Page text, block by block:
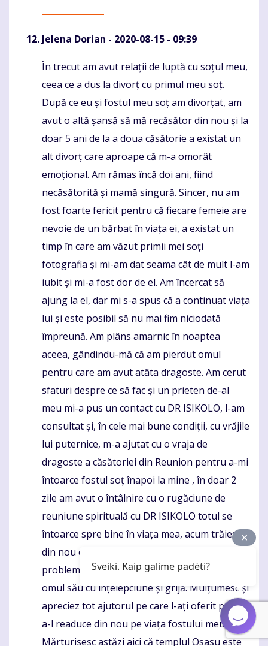
Jelena Dorian - 2020-08-15 - 09:39
Komentaras
În trecut am avut relații de luptă cu soțul meu,
ceea ce a dus la divorț cu primul meu soț.
După ce eu și fostul meu soț am divorțat, am
avut o altă șansă să mă recăsător din nou și la
doar 5 ani de la a doua căsătorie a existat un
alt divorț care aproape că m-a omorât
emoțional. Am rămas încă doi ani, fiind
necăsătorită și mamă singură. Sincer, nu am
fost foarte fericit pentru că fiecare femeie are
nevoie de un bărbat în viața ei, a existat un
timp în care am văzut primii mei soți
fotografia și mi-am dat seama cât de mult l-am
iubit și mi-a fost dor de el. Am încercat să
ajung la el, dar mi s-a spus că a continuat viața
lui și este posibil să nu mai fim niciodată
împreună. Am plâns amarnic în noaptea
aceea, gândindu-mă că am pierdut omul
pentru care am avut atâta dragoste. Am cerut
sfaturi despre ce să fac și un prieten de-al
meu mi-a pus un contact cu DR ISIKOLO, l-am
consultat și, în cele mai bune condiții, cu vrăjile
lui puternice, m-a ajutat cu o vraja de
dragoste a căsătoriei din Reunion pentru a-mi
întoarce fostul soț înapoi la mine , în doar 2
zile am avut o întâlnire cu o rugăciune de
reuniune spirituală cu DR ISIKOLO totul se
întoarce spre bine în viața mea, acum trăiesc
din nou cu fericire cu primul meu soț și rezolv
problemele divorțului. cu ajutorul DR ISIKOLO,
omul său cu înțelepciune și grijă. Mulțumesc și
apreciez tot ajutorul pe care l-ați oferit pentru
a-l readuce din nou pe viața fostului meu soț.
Mărturisesc astăzi aici că templul Osasu este
Sveiki. Kaip galime padėti?